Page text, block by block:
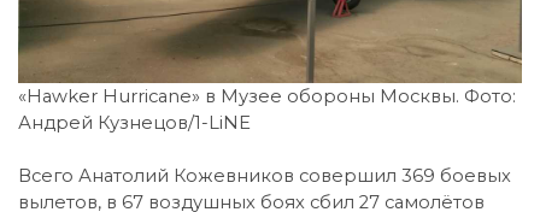
«Hawker Hurricane» в Музее обороны Москвы. Фото:
Андрей Кузнецов/1-LiNE
Всего Анатолий Кожевников совершил 369 боевых
вылетов, в 67 воздушных боях сбил 27 самолётов